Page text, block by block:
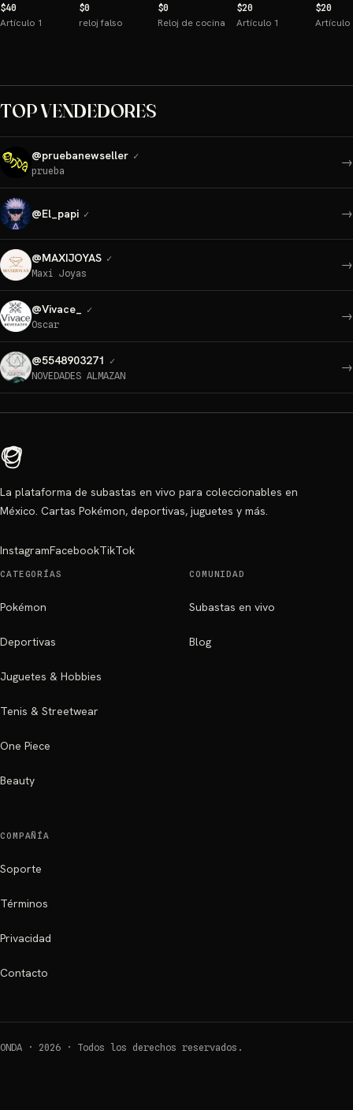
$40
Artículo 1
$0
reloj falso
$0
Reloj de cocina
$20
Artículo 1
$20
Artículo
TOP VENDEDORES
@pruebanewseller ✓
prueba
→
@El_papi ✓ →
@MAXIJOYAS ✓
Maxi Joyas
→
@Vivace_
✓
Oscar
→
@5548903271 ✓
NOVEDADES ALMAZAN
→
La plataforma de subastas en vivo para coleccionables en
México. Cartas Pokémon, deportivas, juguetes y más.
InstagramFacebookTikTok
CATEGORÍAS
Pokémon
Deportivas
Juguetes & Hobbies
Tenis & Streetwear
One Piece
Beauty
COMUNIDAD
Subastas en vivo
Blog
COMPAÑÍA
Soporte
Términos
Privacidad
Contacto
ONDA · 2026 · Todos los derechos reservados.